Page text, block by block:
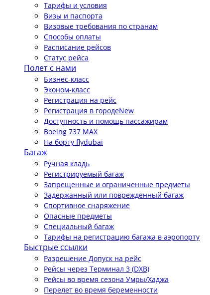
Тарифы и условия
Визы и паспорта
Визовые требования по странам
Способы оплаты
Расписание рейсов
Статус рейса
Полет с нами
Бизнес-класс
Эконом-класс
Регистрация на рейс
Регистрация в городеNew
Доступность и помощь пассажирам
Boeing 737 MAX
На борту flydubai
Багаж
Ручная кладь
Регистрируемый багаж
Запрещенные и ограниченные предметы
Задержанный или поврежденный багаж
Спортивное снаряжение
Опасные предметы
Специальный багаж
Тарифы на регистрацию багажа в аэропорту
Быстрые ссылки
Разрешение Допуск на рейс
Рейсы через Терминал 3 (DXB)
Рейсы во время сезона Умры/Хаджа
Перелет во время беременности